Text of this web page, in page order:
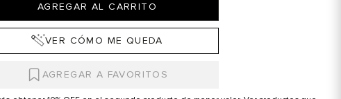
AGREGAR AL CARRITO
VER CÓMO ME QUEDA